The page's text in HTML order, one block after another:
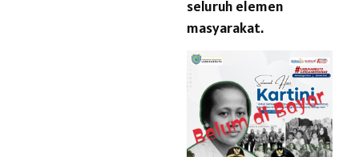
seluruh elemen
masyarakat.